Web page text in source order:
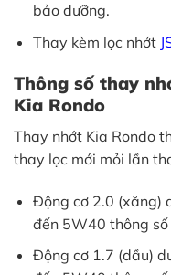
bảo dưỡng.
Thay kèm lọc nhớt
Thông số thay
Kia Rondo
Thay nhớt Kia Rondo
thay lọc mới mỏi lần
Động cơ 2.0 (xăng)
đến 5W40 thông số
Động cơ 1.7 (dầu)